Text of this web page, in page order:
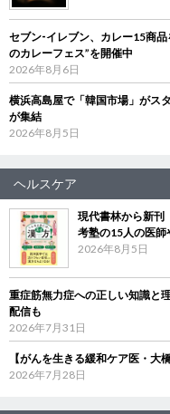
セブン‐イレブン、カレー15商
のカレーフェス”を開催中
2026年8月6日
横浜高島屋で「韓国市場」がス
が集結
2026年8月5日
ヘルスケア
現代書林から新
考塾の15人の医師
2026年8月5日
重症筋無力症への正しい知識
配信も
2026年7月31日
【がんを生きる緩和ケア医・大
2026年7月28日